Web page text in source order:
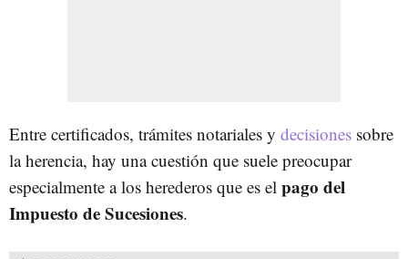
Entre certificados, trámites notariales y decisiones sobre
la herencia, hay una cuestión que suele preocupar
especialmente a los herederos que es el pago del
Impuesto de Sucesiones.